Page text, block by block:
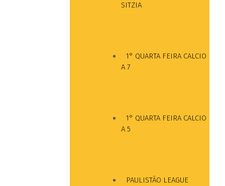
SITZIA
1° QUARTA FEIRA CALCIO
A 7
1° QUARTA FEIRA CALCIO
A 5
PAULISTÃO LEAGUE